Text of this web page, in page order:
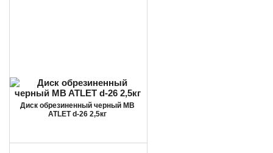
Диск обрезиненный черный MB
ATLET d-26 2,5кг